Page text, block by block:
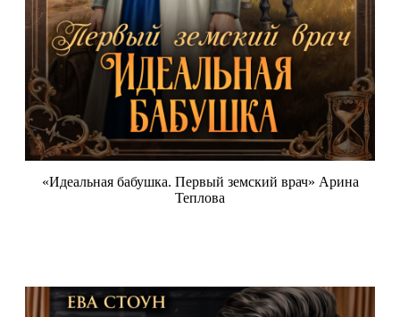
«Идеальная бабушка. Первый земский врач» Арина
Теплова